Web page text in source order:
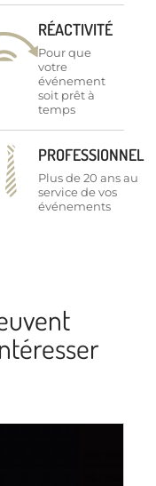
RÉACTIVITÉ
Pour que
votre
événement
soit prêt à
temps
PROFESSIONNEL
Plus de 20 ans au
service de vos
événements